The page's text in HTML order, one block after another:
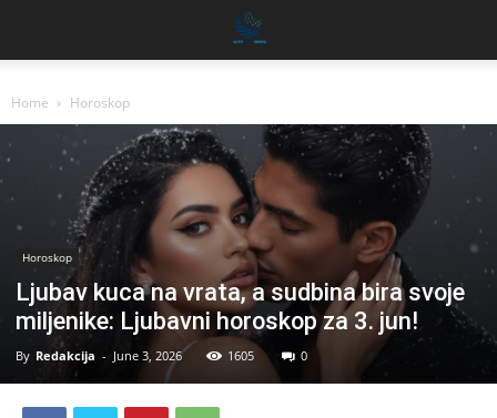
Home Horoskop
Horoskop
Ljubav kuca na vrata, a sudbina bira svoje
miljenike: Ljubavni horoskop za 3. jun!
By Redakcija - June 3, 2026 1605 0